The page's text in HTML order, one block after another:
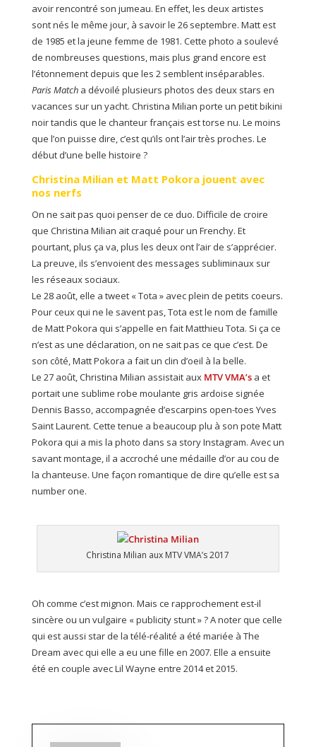
avoir rencontré son jumeau. En effet, les deux artistes
sont nés le même jour, à savoir le 26 septembre. Matt est
de 1985 et la jeune femme de 1981. Cette photo a soulevé
de nombreuses questions, mais plus grand encore est
l’étonnement depuis que les 2 semblent inséparables.
Paris Matcha dévoilé plusieurs photos des deux stars en
vacances sur un yacht. Christina Milian porte un petit bikini
noir tandis que le chanteur français est torse nu. Le moins
que l’on puisse dire, c’est qu’ils ont l’air très proches. Le
début d’une belle histoire ?
Christina Milian et Matt Pokora jouent avec
nos nerfs
On ne sait pas quoi penser de ce duo. Difficile de croire
que Christina Milian ait craqué pour un Frenchy. Et
pourtant, plus ça va, plus les deux ont l’air de s’apprécier.
La preuve, ils s’envoient des messages subliminaux sur
les réseaux sociaux.
Le 28 août, elle a tweet « Tota » avec plein de petits coeurs.
Pour ceux qui ne le savent pas, Tota est le nom de famille
de Matt Pokora qui s’appelle en fait Matthieu Tota. Si ça ce
n’est as une déclaration, on ne sait pas ce que c’est. De
son côté, Matt Pokora a fait un clin d’oeil à la belle.
Le 27 août, Christina Milian assistait aux MTV VMA’sa et
portait une sublime robe moulante gris ardoise signée
Dennis Basso, accompagnée d’escarpins open-toes Yves
Saint Laurent. Cette tenue a beaucoup plu à son pote Matt
Pokora qui a mis la photo dans sa story Instagram. Avec un
savant montage, il a accroché une médaille d’or au cou de
la chanteuse. Une façon romantique de dire qu’elle est sa
number one.
Christina Milian aux MTV VMA’s 2017
Oh comme c’est mignon. Mais ce rapprochement est-il
sincère ou un vulgaire « publicity stunt » ? A noter que celle
qui est aussi star de la télé-réalité a été mariée à The
Dream avec qui elle a eu une fille en 2007. Elle a ensuite
été en couple avec Lil Wayne entre 2014 et 2015.